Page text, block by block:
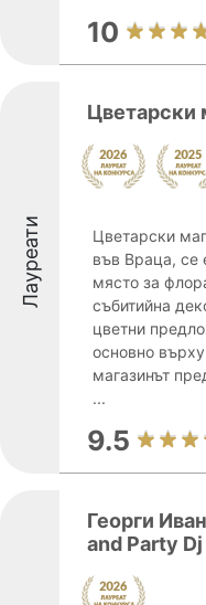
10
Лауреати
Цветарски
Цветарски
във Враца, се
място за
събитийна
цветни
основно
магазинът
...
9.5
Георги
and Party Dj